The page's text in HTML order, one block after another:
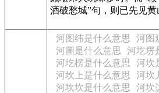
酒破愁城”句，则已先见黄
河图纬是什么意思
河图
河圖是什么意思
河圪塄
河圪楞是什么意思
河坎
河坎上是什么意思
河坎
河坎坎是什么意思
河坎